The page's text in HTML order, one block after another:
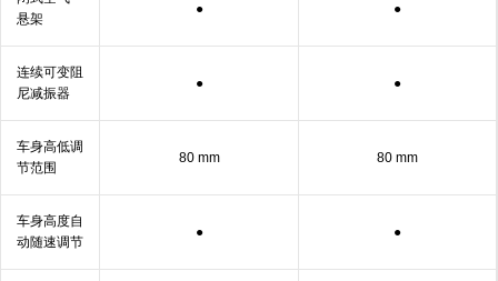
悬架
● ●
连续可变阻
尼减振⁠器
● ●
车身高低调
节范围
80 mm 80 mm
车身高度自
动随速调节
● ●